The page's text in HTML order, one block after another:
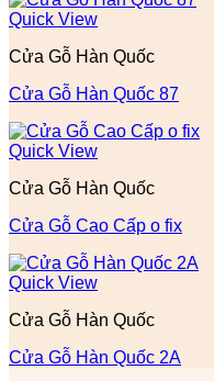
Quick View
Cửa Gỗ Hàn Quốc
Cửa Gỗ Hàn Quốc 87
Quick View
Cửa Gỗ Hàn Quốc
Cửa Gỗ Cao Cấp o fix
Quick View
Cửa Gỗ Hàn Quốc
Cửa Gỗ Hàn Quốc 2A